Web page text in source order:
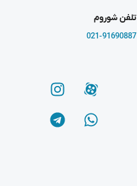
تلفن شوروم
021-91690887